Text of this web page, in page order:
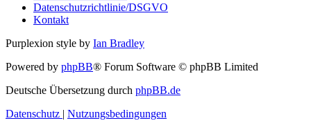
Datenschutzrichtlinie/DSGVO
Kontakt
Purplexion style by Ian Bradley
Powered by phpBB® Forum Software © phpBB Limited
Deutsche Übersetzung durch phpBB.de
Datenschutz | Nutzungsbedingungen